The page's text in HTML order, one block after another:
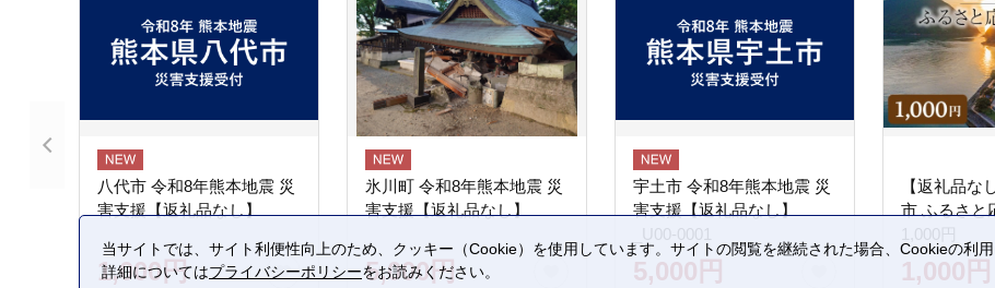
八代市 令和8年熊本地震 災
害支援【返礼品なし】
1,000円
氷川町 令和8年熊本地震 災
害支援【返礼品なし】
5,000円
宇土市 令和8年熊本地震 災
害支援【返礼品なし】
_U00-0001
5,000円
【返礼品な
市 ふるさと
1,000円
1,000円
当サイトでは、サイト利便性向上のため、クッキー（Cookie）を使用しています。サイトの閲覧を継続された場合、Cookieの利
詳細についてはプライバシーポリシーをお読みください。